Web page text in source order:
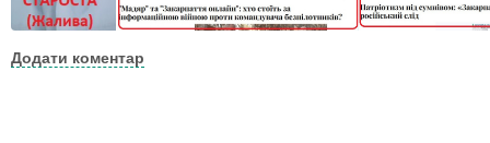
Додати коментар